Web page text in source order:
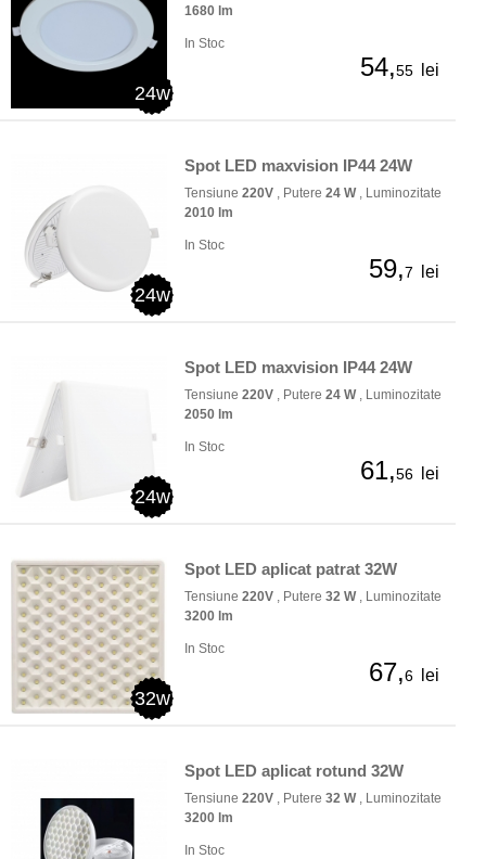
24w
1680 lm
In Stoc
54,55 lei
24w
Spot LED maxvision IP44 24W
Tensiune 220V , Putere 24 W, Luminozitate
2010 lm
In Stoc
59,7 lei
24w
Spot LED maxvision IP44 24W
Tensiune 220V , Putere 24 W, Luminozitate
2050 lm
In Stoc
61,56 lei
32w
Spot LED aplicat patrat 32W
Tensiune 220V , Putere 32 W, Luminozitate
3200 lm
In Stoc
67,6 lei
Spot LED aplicat rotund 32W
Tensiune 220V , Putere 32 W, Luminozitate
3200 lm
In Stoc